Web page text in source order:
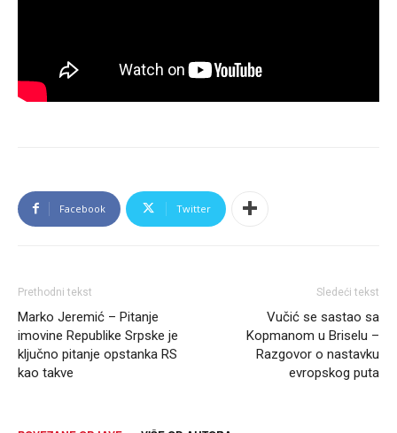
Facebook Twitter
Prethodni tekst
Marko Jeremić – Pitanje
imovine Republike Srpske je
ključno pitanje opstanka RS
kao takve
Sledeći tekst
Vučić se sastao sa
Kopmanom u Briselu –
Razgovor o nastavku
evropskog puta